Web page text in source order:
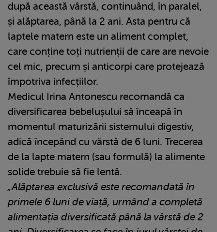
după această vârstă, continuând, în paralel,
și alăptarea, până la 2 ani. Asta pentru că
laptele matern este un aliment complet,
care conține toți nutrienții de care are nevoie
cel mic, precum și anticorpi care protejează
împotriva infecțiilor.
Medicul Irina Antonescu recomandă ca
diversificarea bebelușului să înceapă în
momentul maturizării sistemului digestiv,
adică începând cu vârstă de 6 luni. Trecerea
de la lapte matern (sau formulă) la alimente
solide trebuie să fie lentă.
„Alăptarea exclusivă este recomandată în
primele 6 luni de viață, urmând a completă
alimentația diversificată până la vârstă de 2